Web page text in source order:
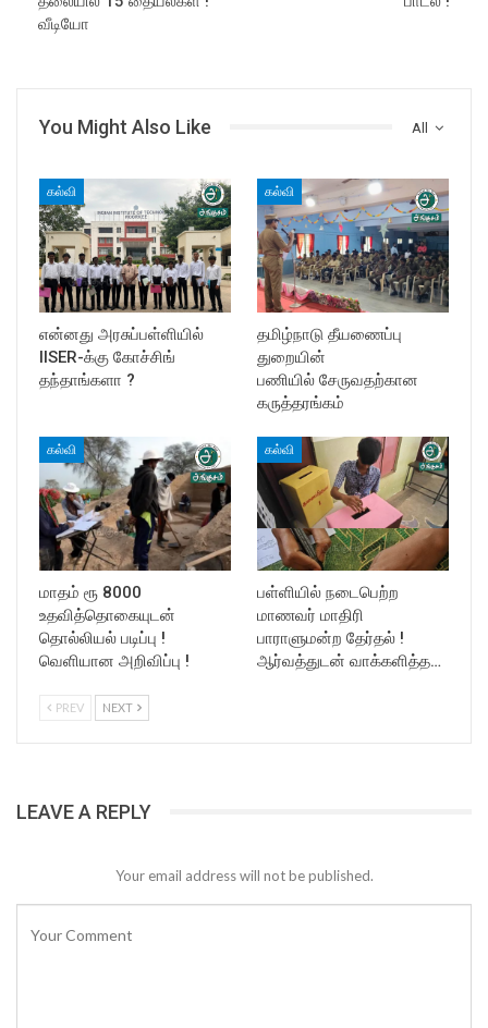
வீடியோ
All
You Might Also Like
கல்வி
என்னது அரசுப்பள்ளியில்
IISER-க்கு கோச்சிங்
தந்தாங்களா ?
கல்வி
தமிழ்நாடு தீயணைப்பு
துறையின்
பணியில் சேருவதற்கான
கருத்தரங்கம்
கல்வி
மாதம் ரூ 8000
உதவித்தொகையுடன்
தொல்லியல் படிப்பு !
வெளியான அறிவிப்பு !
கல்வி
பள்ளியில் நடைபெற்ற
மாணவர் மாதிரி
பாராளுமன்ற தேர்தல் !
ஆர்வத்துடன் வாக்களித்த…
PREV NEXT
LEAVE A REPLY
Your email address will not be published.